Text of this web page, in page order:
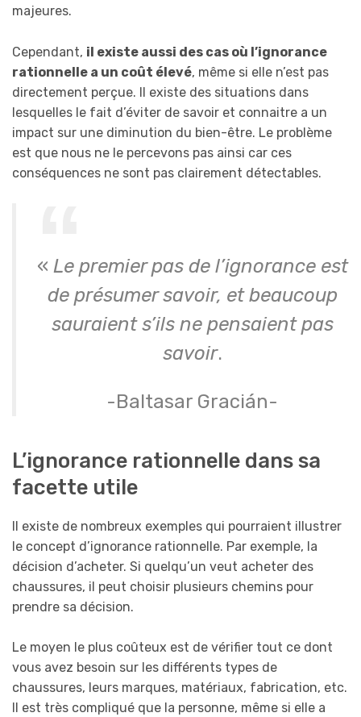
majeures.
Cependant, il existe aussi des cas où l’ignorance
rationnelle a un coût élevé, même si elle n’est pas
directement perçue. Il existe des situations dans
lesquelles le fait d’éviter de savoir et connaitre a un
impact sur une diminution du bien-être. Le problème
est que nous ne le percevons pas ainsi car ces
conséquences ne sont pas clairement détectables.
« Le premier pas de l’ignorance est
de présumer savoir, et beaucoup
sauraient s’ils ne pensaient pas
savoir.
-Baltasar Gracián-
L’ignorance rationnelle dans sa
facette utile
Il existe de nombreux exemples qui pourraient illustrer
le concept d’ignorance rationnelle. Par exemple, la
décision d’acheter. Si quelqu’un veut acheter des
chaussures, il peut choisir plusieurs chemins pour
prendre sa décision.
Le moyen le plus coûteux est de vérifier tout ce dont
vous avez besoin sur les différents types de
chaussures, leurs marques, matériaux, fabrication, etc.
Il est très compliqué que la personne, même si elle a